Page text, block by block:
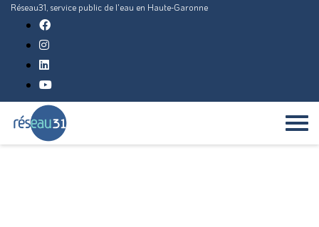
Réseau31, service public de l'eau en Haute-Garonne